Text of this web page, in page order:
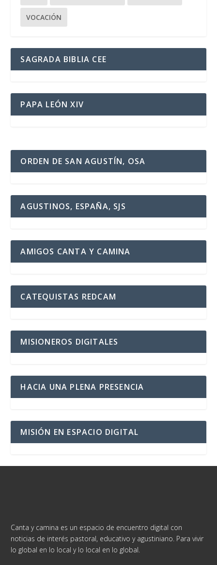
VOCACIÓN
SAGRADA BIBLIA CEE
PAPA LEÓN XIV
ORDEN DE SAN AGUSTÍN, OSA
AGUSTINOS, ESPAÑA, SJS
AMIGOS CANTA Y CAMINA
CATEQUISTAS REDCAM
MISIONEROS DIGITALES
HACIA UNA PLENA PRESENCIA
MISIÓN EN ESPACIO DIGITAL
Canta y camina es un espacio de encuentro digital con
noticias de interés pastoral, educativo y agustiniano. Para vivir
lo global en lo local y lo local en lo global.